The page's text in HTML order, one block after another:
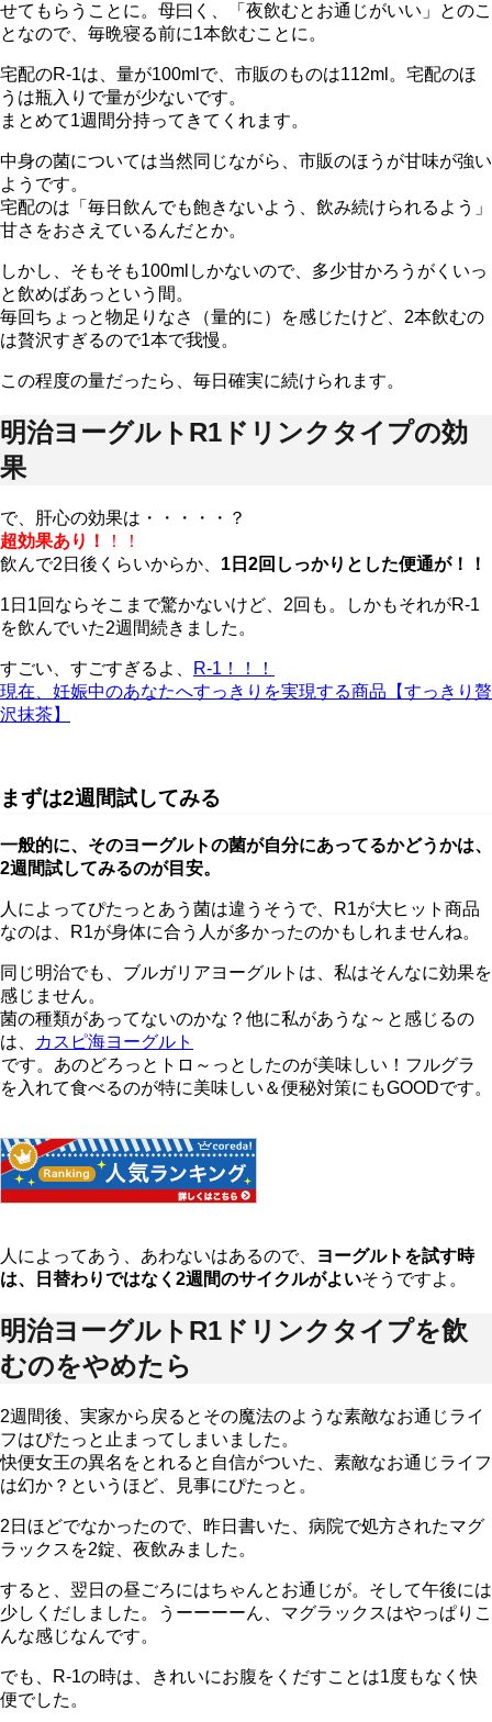
せてもらうことに。母曰く、「夜飲むとお通じがいい」とのこ
となので、毎晩寝る前に1本飲むことに。
宅配のR-1は、量が100mlで、市販のものは112ml。宅配のほ
うは瓶入りで量が少ないです。
まとめて1週間分持ってきてくれます。
中身の菌については当然同じながら、市販のほうが甘味が強い
ようです。
宅配のは「毎日飲んでも飽きないよう、飲み続けられるよう」
甘さをおさえているんだとか。
しかし、そもそも100mlしかないので、多少甘かろうがくいっ
と飲めばあっという間。
毎回ちょっと物足りなさ（量的に）を感じたけど、2本飲むの
は贅沢すぎるので1本で我慢。
この程度の量だったら、毎日確実に続けられます。
明治ヨーグルトR1ドリンクタイプの効
果
で、肝心の効果は・・・・・？
超効果あり！
！！
飲んで2日後くらいからか、 1日2回しっかりとした便通が！！
1日1回ならそこまで驚かないけど、2回も。しかもそれがR-1
を飲んでいた2週間続きました。
すごい、すごすぎるよ、
R-1！！！
現在、妊娠中のあなたへすっきりを実現する商品【すっきり贅
沢抹茶】
まずは2週間試してみる
一般的に、そのヨーグルトの菌が自分にあってるかどうかは、
2週間試してみるのが目安。
人によってぴたっとあう菌は違うそうで、R1が大ヒット商品
なのは、R1が身体に合う人が多かったのかもしれませんね。
同じ明治でも、ブルガリアヨーグルトは、私はそんなに効果を
感じません。
菌の種類があってないのかな？他に私があうな～と感じるの
は、
カスピ海ヨーグルト
です。あのどろっとトロ～っとしたのが美味しい！フルグラ
を入れて食べるのが特に美味しい＆便秘対策にもGOODです。
人によってあう、あわないはあるので、
ヨーグルトを試す時
は、日替わりではなく2週間のサイクルがよいそうですよ。
明治ヨーグルトR1ドリンクタイプを飲
むのをやめたら
2週間後、実家から戻るとその魔法のような素敵なお通じライ
フはぴたっと止まってしまいました。
快便女王の異名をとれると自信がついた、素敵なお通じライフ
は幻か？というほど、見事にぴたっと。
2日ほどでなかったので、昨日書いた、病院で処方されたマグ
ラックスを2錠、夜飲みました。
すると、翌日の昼ごろにはちゃんとお通じが。そして午後には
少しくだしました。うーーーーん、マグラックスはやっぱりこ
んな感じなんです。
でも、R-1の時は、きれいにお腹をくだすことは1度もなく快
便でした。